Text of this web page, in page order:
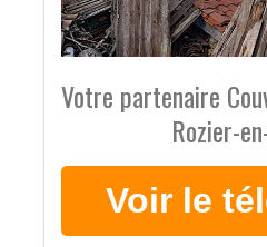
Votre partenaire
Rozier-